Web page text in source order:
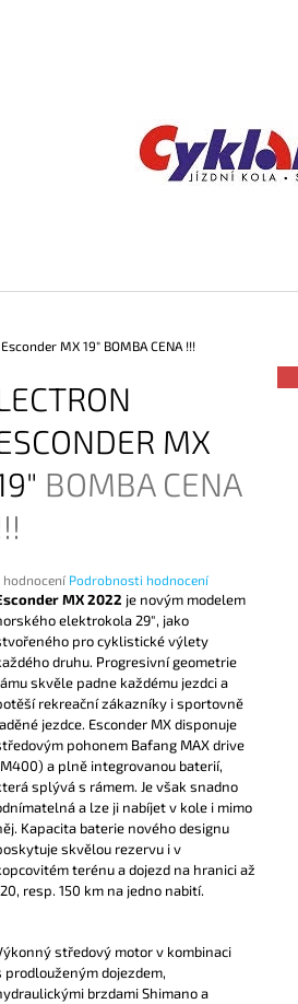
MX 19" BOMBA CENA !!!
MX
BOMBA CENA
hodnocení Podrobnosti hodnocení
MX 2022 je novým modelem
elektrokola 29″, jako
pro cyklistické výlety
druhu. Progresivní geometrie
skvěle padne každému jezdci a
rekreační zákazníky i sportovně
jezdce. Esconder MX disponuje
pohonem Bafang MAX drive
a plně integrovanou baterií,
splývá s rámem. Je však snadno
a lze ji nabíjet v kole i mimo
Kapacita baterie nového designu
skvělou rezervu i v
terénu a dojezd na hranici až
resp. 150 km na jedno nabití.
středový motor v kombinaci
prodlouženým dojezdem,
brzdami Shimano a
CO POTŘEBUJETE NAJÍT?
DOPORUČUJEME